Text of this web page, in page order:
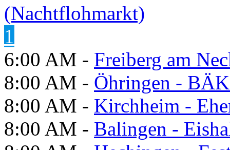
(Nachtflohmarkt)
1
6:00 AM - Freiberg am
8:00 AM - Öhringen -
8:00 AM - Kirchheim -
8:00 AM - Balingen -